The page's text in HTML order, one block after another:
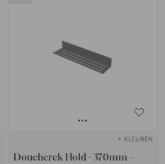
+ KLEUREN
Doucherek Hold - 370mm -